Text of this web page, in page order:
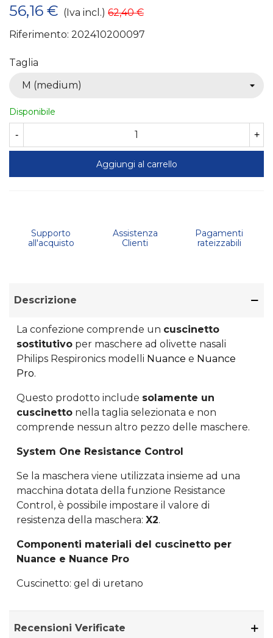
56,16 € (Iva incl.) 62,40 €
Riferimento: 202410200097
Taglia
Disponibile
- +
Aggiungi al carrello
Supporto
all'acquisto
Assistenza
Clienti
Pagamenti
rateizzabili
Descrizione
La confezione comprende un cuscinetto
sostitutivo per maschere ad olivette nasali
Philips Respironics modelli Nuance e Nuance
Pro.
Questo prodotto include solamente un
cuscinetto nella taglia selezionata e non
comprende nessun altro pezzo delle maschere.
System One Resistance Control
Se la maschera viene utilizzata insieme ad una
macchina dotata della funzione Resistance
Control, è possibile impostare il valore di
resistenza della maschera: X2.
Componenti materiali del cuscinetto per
Nuance e Nuance Pro
Cuscinetto: gel di uretano
Recensioni Verificate